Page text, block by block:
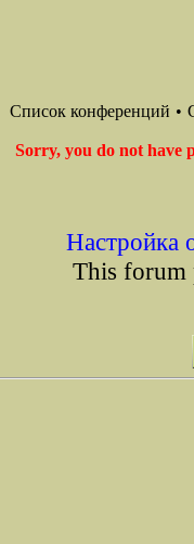
Список конференций •
Sorry, you do not have
Настройка
This